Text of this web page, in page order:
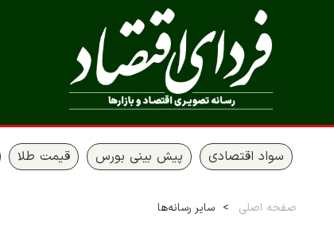
سواد اقتصادی پیش بینی بورس قیمت طلا
صفحه اصلی سایر رسانه‌ها